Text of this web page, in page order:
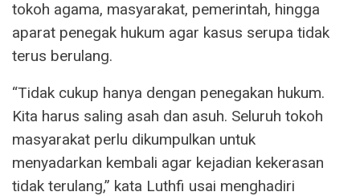
tokoh agama, masyarakat, pemerintah, hingga
aparat penegak hukum agar kasus serupa tidak
terus berulang.
“Tidak cukup hanya dengan penegakan hukum.
Kita harus saling asah dan asuh. Seluruh tokoh
masyarakat perlu dikumpulkan untuk
menyadarkan kembali agar kejadian kekerasan
tidak terulang,” kata Luthfi usai menghadiri